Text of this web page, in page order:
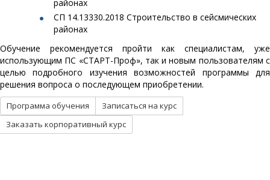
районах
СП 14.13330.2018 Строительство в сейсмических
районах
Обучение рекомендуется пройти как специалистам, уже
использующим ПC «СТАРТ-Проф», так и новым пользователям с
целью подробного изучения возможностей программы для
решения вопроса о последующем приобретении.
Программа обучения
Записаться на курс
Заказать корпоративный курс